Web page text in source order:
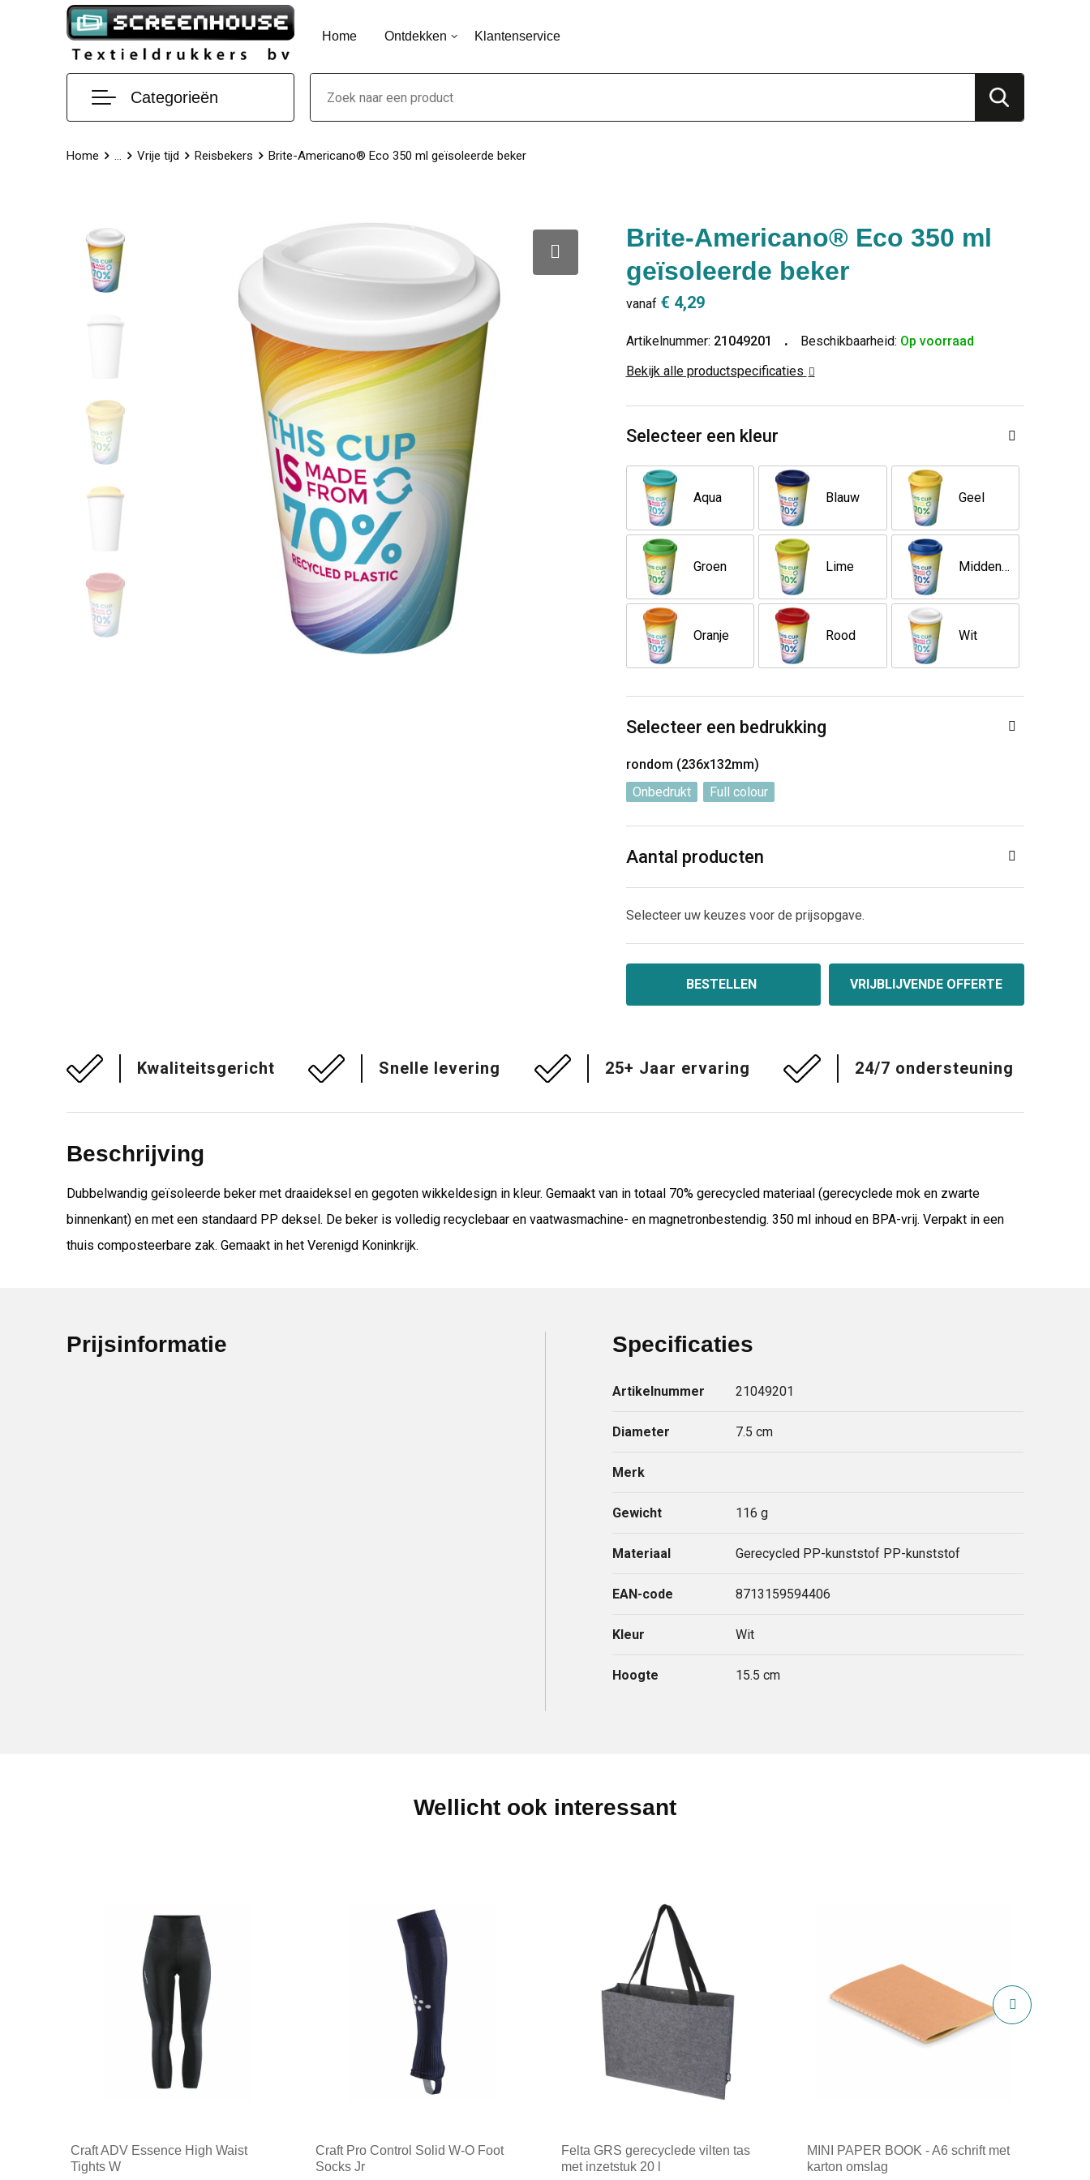
Home Ontdekken Klantenservice
Categorieën
Home ... Vrije tijd Reisbekers Brite-Americano® Eco 350 ml geïsoleerde beker
Brite-Americano® Eco 350 ml
geïsoleerde beker
vanaf € 4,29
Artikelnummer: 21049201 Beschikbaarheid: Op voorraad
Bekijk alle productspecificaties
Selecteer een kleur
Aqua Blauw Geel
Groen Lime Middenblauw
Oranje Rood Wit
Selecteer een bedrukking
rondom (236x132mm)
Onbedrukt
Full colour
Aantal producten
Selecteer uw keuzes voor de prijsopgave.
BESTELLEN VRIJBLIJVENDE OFFERTE
Kwaliteitsgericht Snelle levering 25+ Jaar ervaring 24/7 ondersteuning
Beschrijving
Dubbelwandig geïsoleerde beker met draaideksel en gegoten wikkeldesign in kleur. Gemaakt van in totaal 70% gerecycled materiaal (gerecyclede mok en zwarte
binnenkant) en met een standaard PP deksel. De beker is volledig recyclebaar en vaatwasmachine- en magnetronbestendig. 350 ml inhoud en BPA-vrij. Verpakt in een
thuis composteerbare zak. Gemaakt in het Verenigd Koninkrijk.
Prijsinformatie Specificaties
Artikelnummer 21049201
Diameter 7.5 cm
Merk
Gewicht 116 g
Materiaal Gerecycled PP-kunststof PP-kunststof
EAN-code 8713159594406
Kleur Wit
Hoogte 15.5 cm
Wellicht ook interessant
Craft ADV Essence High Waist
Tights W
Craft Pro Control Solid W-O Foot
Socks Jr
Felta GRS gerecyclede vilten tas
met inzetstuk 20 l
MINI PAPER BOOK - A6 schrift met
karton omslag